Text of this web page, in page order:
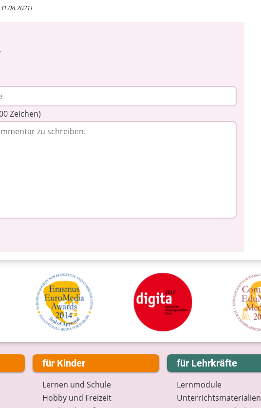
Zeichen)
für Kinder
Lernen und Schule
Hobby und Freizeit
für Lehrkräfte
Lernmodule
Unterrichts­materialien